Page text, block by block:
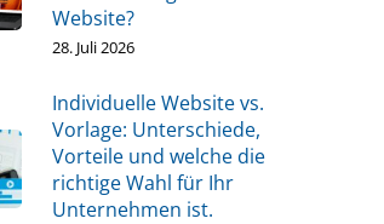
Website?
28. Juli 2026
Individuelle Website vs.
Vorlage: Unterschiede,
Vorteile und welche die
richtige Wahl für Ihr
Unternehmen ist.